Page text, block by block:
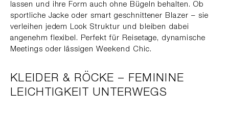
lassen und ihre Form auch ohne Bügeln behalten. Ob
sportliche Jacke oder smart geschnittener Blazer – sie
verleihen jedem Look Struktur und bleiben dabei
angenehm flexibel. Perfekt für Reisetage, dynamische
Meetings oder lässigen Weekend Chic.
KLEIDER & RÖCKE – FEMININE
LEICHTIGKEIT UNTERWEGS